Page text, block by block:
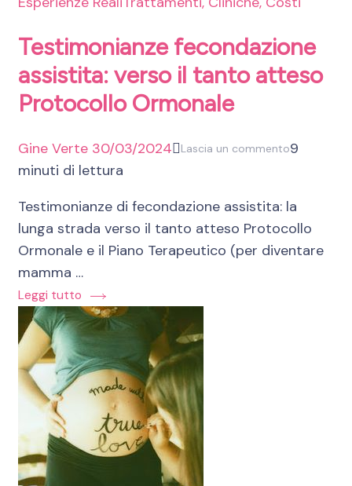
Testimonianze fecondazione
assistita: verso il tanto atteso
Protocollo Ormonale
Gine Verte 30/03/2024 Lascia un commentosu
assistita:
verso
il
9
minuti di lettura
Testimonianze di fecondazione assistita: la
lunga strada verso il tanto atteso Protocollo
Ormonale e il Piano Terapeutico (per diventare
mamma …
Leggi tutto